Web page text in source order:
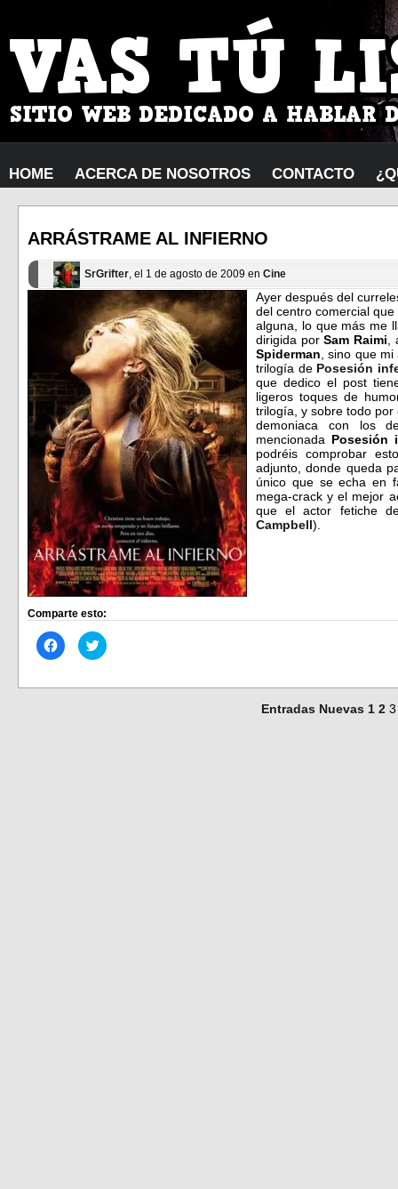
HOME ACERCA DE NOSOTROS CONTACTO
ARRÁSTRAME AL INFIERNO
SrGrifter, el 1 de agosto de 2009 en Cine
Ayer después del
del centro comercial
alguna, lo que más me
dirigida porSam Raimi,
Spiderman, sino que mi
trilogía de Posesión
que dedico el post
ligeros toques de
trilogía, y sobre todo
demoniaca con los
mencionada Posesión
podréis comprobar
adjunto, donde queda
único que se echa en
mega-crack y el mejor
que el actor fetiche
Campbell).
Comparte esto:
Haz
clic
en
Haz
clic
en
Entradas Nuevas 1 2 3